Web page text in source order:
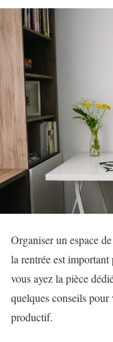
Organiser un espace
la rentrée est
vous ayez la pièce
quelques conseils pour
productif.